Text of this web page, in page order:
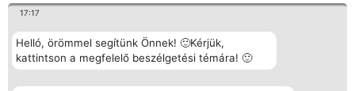
17:17
Helló, örömmel segítünk Önnek! 🙂Kérjük,
kattintson a megfelelő beszélgetési témára! 🙂
Rangsorszervező Népszavazás Elérhetőség